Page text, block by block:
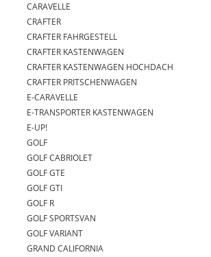
CARAVELLE
CRAFTER
CRAFTER FAHRGESTELL
CRAFTER KASTENWAGEN
CRAFTER KASTENWAGEN HOCHDACH
CRAFTER PRITSCHENWAGEN
E-CARAVELLE
E-TRANSPORTER KASTENWAGEN
E-UP!
GOLF
GOLF CABRIOLET
GOLF GTE
GOLF GTI
GOLF R
GOLF SPORTSVAN
GOLF VARIANT
GRAND CALIFORNIA